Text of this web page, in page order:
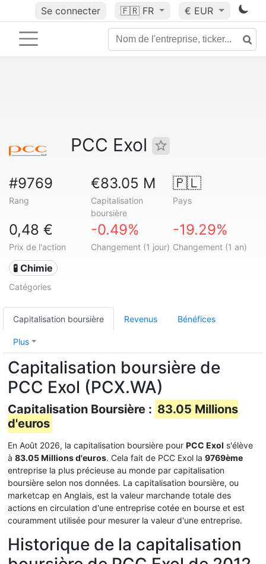
Se connecter 🇫🇷 FR € EUR
PCC Exol
#9769
Rang
€83.05 M
Capitalisation
boursière
🇵🇱
Pays
0,48 €
Prix de l'action
-0.49%
Changement (1 jour)
-19.29%
Changement (1 an)
🧪 Chimie
Catégories
Capitalisation boursière Revenus Bénéfices
Plus
Capitalisation boursière de
PCC Exol (PCX.WA)
Capitalisation Boursière : 83.05 Millions
d'euros
En Août 2026, la capitalisation boursière pour PCC Exol s'élève
à 83.05 Millions d'euros. Cela fait de PCC Exol la 9769ème
entreprise la plus précieuse au monde par capitalisation
boursière selon nos données. La capitalisation boursière, ou
marketcap en Anglais, est la valeur marchande totale des
actions en circulation d'une entreprise cotée en bourse et est
couramment utilisée pour mesurer la valeur d'une entreprise.
Historique de la capitalisation